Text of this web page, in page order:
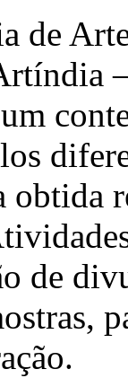
de
obtida
de